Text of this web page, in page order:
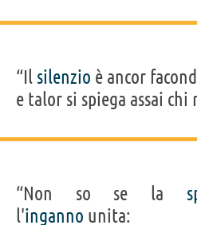
“Il silenzio è ancor
e talor si spiega assai chi
“Non so se la
l'inganno unita: